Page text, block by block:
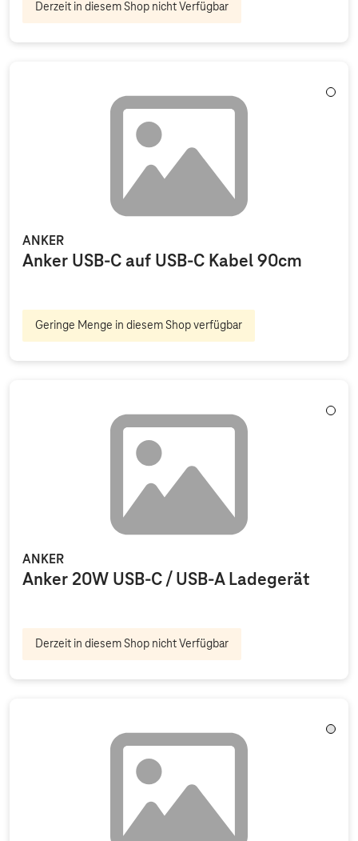
Derzeit in diesem Shop nicht Verfügbar
Weiß
ANKER
Anker USB-C auf USB-C Kabel 90cm
Geringe Menge in diesem Shop verfügbar
Weiß
ANKER
Anker 20W USB-C / USB-A Ladegerät
Derzeit in diesem Shop nicht Verfügbar